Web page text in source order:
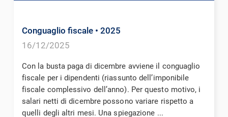
Conguaglio fiscale • 2025
16/12/2025
Con la busta paga di dicembre avviene il conguaglio
fiscale per i dipendenti (riassunto dell’imponibile
fiscale complessivo dell’anno). Per questo motivo, i
salari netti di dicembre possono variare rispetto a
quelli degli altri mesi. Una spiegazione ...